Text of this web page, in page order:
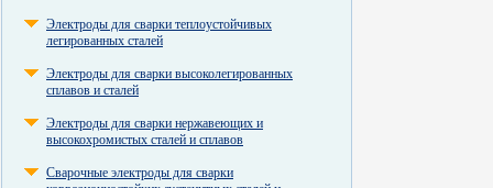
Электроды для сварки теплоустойчивых
легированных сталей
Электроды для сварки высоколегированных
сплавов и сталей
Электроды для сварки нержавеющих и
высокохромистых сталей и сплавов
Сварочные электроды для сварки